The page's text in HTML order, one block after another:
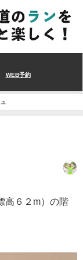
WEB予約
高６２m）の階